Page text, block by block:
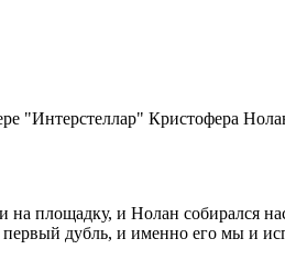
"Интерстеллар" Кристофера
площадку, и Нолан собирался
дубль, и именно его мы и